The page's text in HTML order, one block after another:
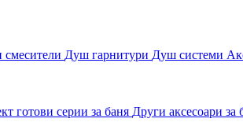
смесители Душ гарнитури Душ системи
готови серии за баня Други аксесоари за